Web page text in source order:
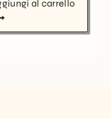
al carrello